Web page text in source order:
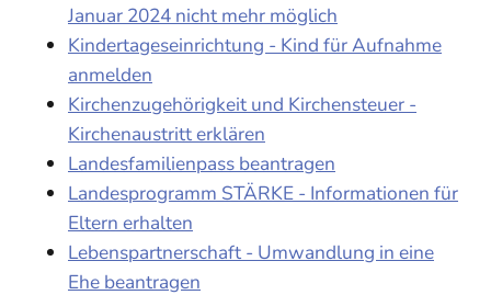
Januar 2024 nicht mehr möglich
Kindertageseinrichtung - Kind für Aufnahme
anmelden
Kirchenzugehörigkeit und Kirchensteuer -
Kirchenaustritt erklären
Landesfamilienpass beantragen
Landesprogramm STÄRKE - Informationen für
Eltern erhalten
Lebenspartnerschaft - Umwandlung in eine
Ehe beantragen